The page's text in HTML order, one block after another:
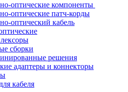
оптические компоненты
оптические патч-корды
оптический кабель
сборки
решения
адаптеры и коннекторы
кабеля